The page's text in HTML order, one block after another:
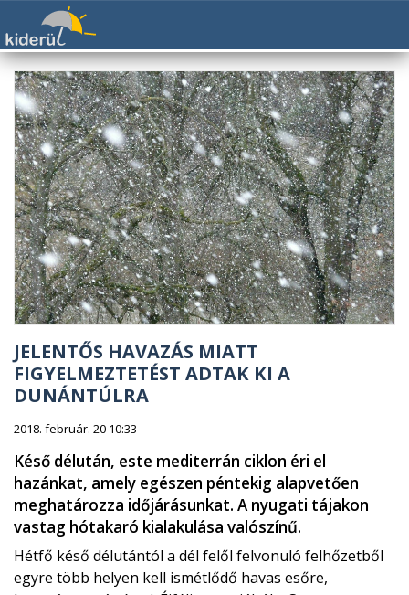
JELENTŐS HAVAZÁS MIATT
FIGYELMEZTETÉST ADTAK KI A
DUNÁNTÚLRA
2018. február. 20 10:33
Késő délután, este mediterrán ciklon éri el
hazánkat, amely egészen péntekig alapvetően
meghatározza időjárásunkat. A nyugati tájakon
vastag hótakaró kialakulása valószínű.
Hétfő késő délutántól a dél felől felvonuló felhőzetből
egyre több helyen kell ismétlődő havas esőre,